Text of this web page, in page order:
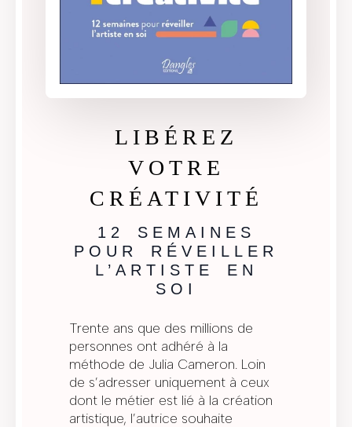
LIBÉREZ
VOTRE
CRÉATIVITÉ
12 SEMAINES
POUR RÉVEILLER
L’ARTISTE EN
SOI
Trente ans que des millions de
personnes ont adhéré à la
méthode de Julia Cameron. Loin
de s’adresser uniquement à ceux
dont le métier est lié à la création
artistique, l’autrice souhaite